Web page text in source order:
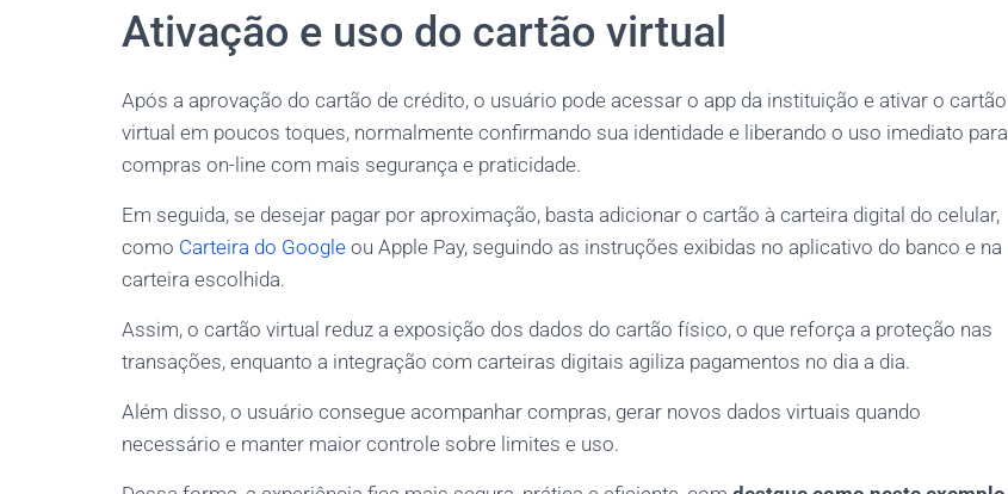
Ativação e uso do cartão virtual
Após a aprovação do cartão de crédito, o usuário pode acessar o app da instituição e ativar o cartão
virtual em poucos toques, normalmente confirmando sua identidade e liberando o uso imediato para
compras on-line com mais segurança e praticidade.
Em seguida, se desejar pagar por aproximação, basta adicionar o cartão à carteira digital do celular,
como Carteira do Google ou Apple Pay, seguindo as instruções exibidas no aplicativo do banco e na
carteira escolhida.
Assim, o cartão virtual reduz a exposição dos dados do cartão físico, o que reforça a proteção nas
transações, enquanto a integração com carteiras digitais agiliza pagamentos no dia a dia.
Além disso, o usuário consegue acompanhar compras, gerar novos dados virtuais quando
necessário e manter maior controle sobre limites e uso.